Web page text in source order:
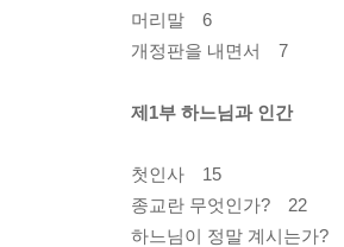
머리말 6
개정판을 내면서 7
제1부 하느님과 인간
첫인사 15
종교란 무엇인가? 22
하느님이 정말 계시는가?